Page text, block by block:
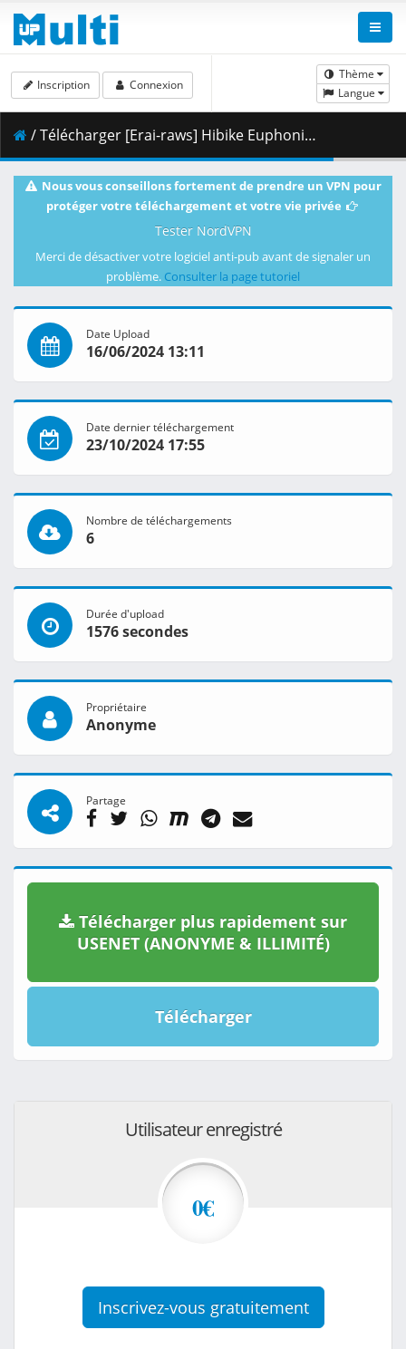
Thème
Langue
Inscription Connexion
/ Télécharger [Erai-raws] Hibike Euphonium 3 - 11 [720p][Multiple Subtitle][BB29AFBF].mkv.001 ( 373.15 MB )
Nous vous conseillons fortement de prendre un VPN pour
protéger votre téléchargement et votre vie privée
Tester NordVPN
Merci de désactiver votre logiciel anti-pub avant de signaler un
problème. Consulter la page tutoriel
Date Upload
16/06/2024 13:11
Date dernier téléchargement
23/10/2024 17:55
Nombre de téléchargements
6
Durée d'upload
1576 secondes
Propriétaire
Anonyme
Partage
Télécharger plus rapidement sur
USENET (ANONYME & ILLIMITÉ)
Télécharger
Utilisateur enregistré
0€
Inscrivez-vous gratuitement